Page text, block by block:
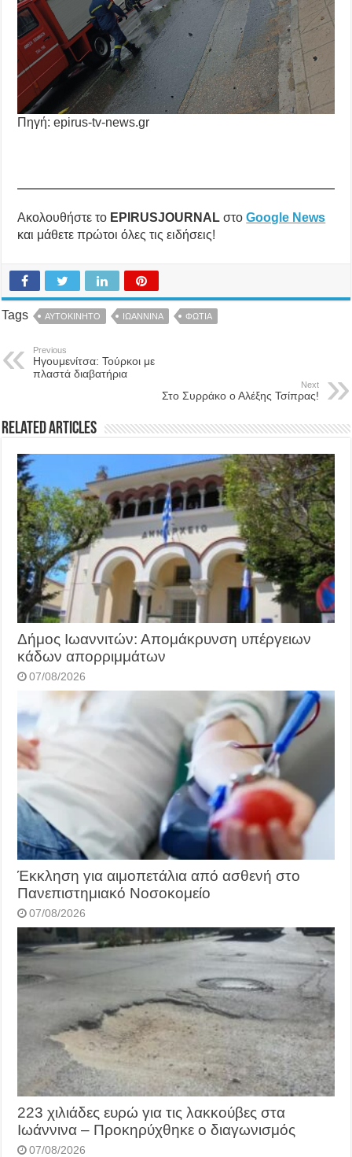
Πηγή: epirus-tv-news.gr
Ακολουθήστε το EPIRUSJOURNAL στοGoogle News
και μάθετε πρώτοι όλες τις ειδήσεις!
Tags ΑΥΤΟΚΙΝΗΤΟ ΙΩΑΝΝΙΝΑ ΦΩΤΙΑ
Previous
Ηγουμενίτσα: Τούρκοι με
πλαστά διαβατήρια
Next
Στο Συρράκο ο Αλέξης Τσίπρας!
Related Articles
Δήμος Ιωαννιτών: Απομάκρυνση υπέργειων
κάδων απορριμμάτων
07/08/2026
Έκκληση για αιμοπετάλια από ασθενή στο
Πανεπιστημιακό Νοσοκομείο
07/08/2026
223 χιλιάδες ευρώ για τις λακκούβες στα
Ιωάννινα – Προκηρύχθηκε ο διαγωνισμός
07/08/2026